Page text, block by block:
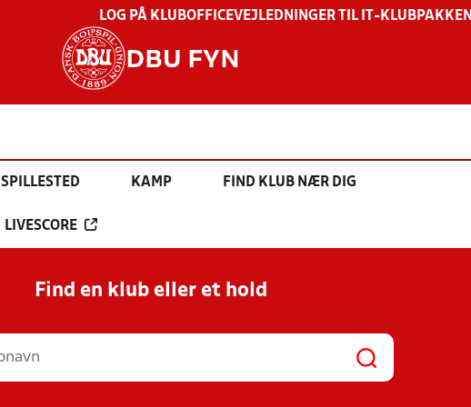
LOG PÅ KLUBOFFICEVEJLEDNINGER TIL IT-KLUBPAKKEN
DBU FYN
SPILLESTED KAMP FIND KLUB NÆR DIG
LIVESCORE
Find en klub eller et hold